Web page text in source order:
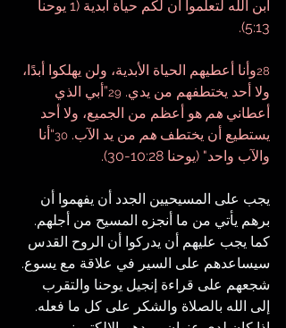
ابن الله لتعلموا أن لكم حياة أبدية (1 يوحنا
5:13).
28وأنا أعطيهم الحياة الأبدية، ولن يهلكوا أبدًا،
ولا أحد يختطفهم من يدي. 29”أبي الذي
أعطاني هم هو أعظم من الجميع، ولا أحد
يستطيع أن يختطف هم من يد الآب. 30“أنا
والآب واحد" (يوحنا 10:28-30).
يجب على المسيحيين الجدد أن يفهموا أن
برهم يأتي من ما أنجزه المسيح من أجلهم.
كما يجب عليهم أن يدركوا أن الروح القدس
سيساعدهم على السير في علاقة مع يسوع.
شجعهم على قراءة إنجيل يوحنا والتقرب
إلى الله بالصلاة والشكر على كل ما فعله.